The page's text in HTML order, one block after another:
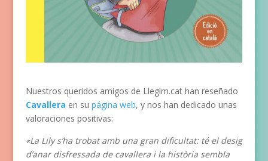
Nuestros queridos amigos de Llegim.cat han reseñado
Cavallera en su página web, y nos han dedicado unas
valoraciones positivas:
«La Lily s’ha trobat amb una gran dificultat: té el desig
d’anar disfressada de cavallera i la història sembla